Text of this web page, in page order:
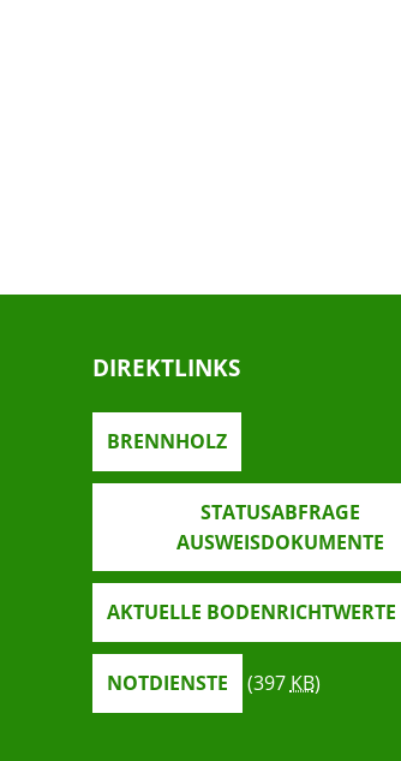
DIREKTLINKS
BRENNHOLZ
STATUSABFRAGE
AUSWEISDOKUMENTE
AKTUELLE BODENRICHTWERTE
NOTDIENSTE (397KB)